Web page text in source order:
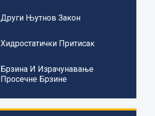
Други Њутнов Закон
Хидростатички Притисак
Брзина И Израчунавање
Просечне Брзине